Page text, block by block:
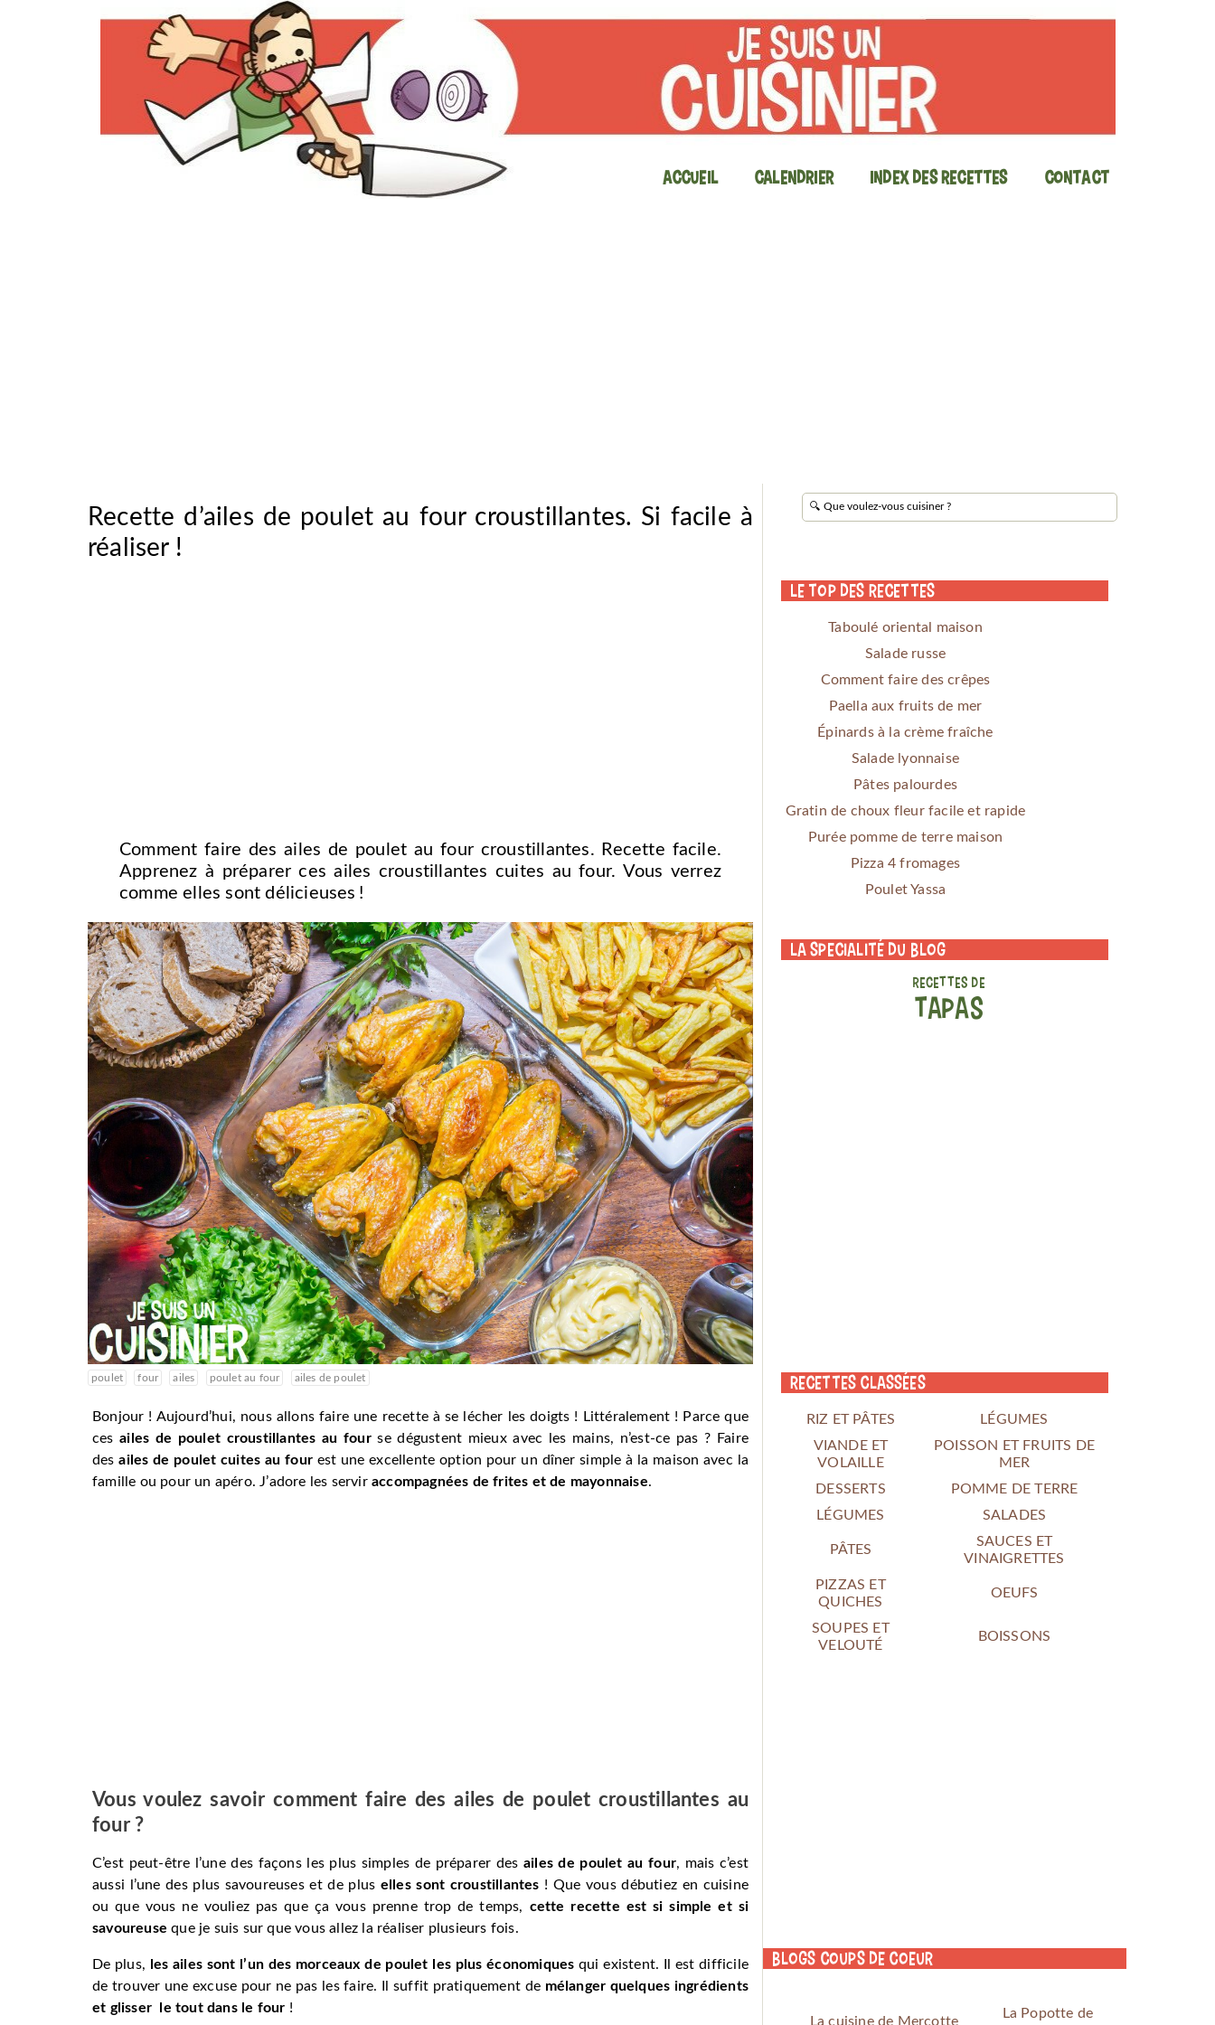
Accueil Calendrier Index des recettes Contact
Recette d’ailes de poulet au four croustillantes. Si facile à
réaliser !
Comment faire des ailes de poulet au four croustillantes. Recette facile.
Apprenez à préparer ces ailes croustillantes cuites au four. Vous verrez
comme elles sont délicieuses !
poulet four ailes poulet au four ailes de poulet
Bonjour ! Aujourd’hui, nous allons faire une recette à se lécher les doigts ! Littéralement ! Parce que
cesailes de poulet croustillantes au fourse dégustent mieux avec les mains, n’est-ce pas ? Faire
desailes de poulet cuites au fourest une excellente option pour un dîner simple à la maison avec la
famille ou pour un apéro. J’adore les serviraccompagnées de frites et de mayonnaise.
Vous voulez savoir comment faire des ailes de poulet croustillantes au
four ?
C’est peut-être l’une des façons les plus simples de préparer des ailes de poulet au four, mais c’est
aussi l’une des plus savoureuses et de plus elles sont croustillantes ! Que vous débutiez en cuisine
ou que vous ne vouliez pas que ça vous prenne trop de temps, cette recette est si simple et si
savoureuse que je suis sur que vous allez la réaliser plusieurs fois.
De plus, les ailes sont l’un des morceaux de poulet les plus économiques qui existent. Il est difficile
de trouver une excuse pour ne pas les faire. Il suffit pratiquement de mélanger quelques ingrédients
et glisser le tout dans le four !
Le Top des Recettes
Taboulé oriental maison
Salade russe
Comment faire des crêpes
Paella aux fruits de mer
Épinards à la crème fraîche
Salade lyonnaise
Pâtes palourdes
Gratin de choux fleur facile et rapide
Purée pomme de terre maison
Pizza 4 fromages
Poulet Yassa
La specialité du blog
RECETTES DE
TAPAS
Recettes classées
RIZ ET PÂTES
LÉGUMES
VIANDE ET
VOLAILLE
POISSON ET FRUITS DE
MER
DESSERTS
POMME DE TERRE
LÉGUMES
SALADES
PÂTES
SAUCES ET
VINAIGRETTES
PIZZAS ET
QUICHES
OEUFS
SOUPES ET
VELOUTÉ
BOISSONS
Blogs coups de coeur
La cuisine de Mercotte
La Popotte de